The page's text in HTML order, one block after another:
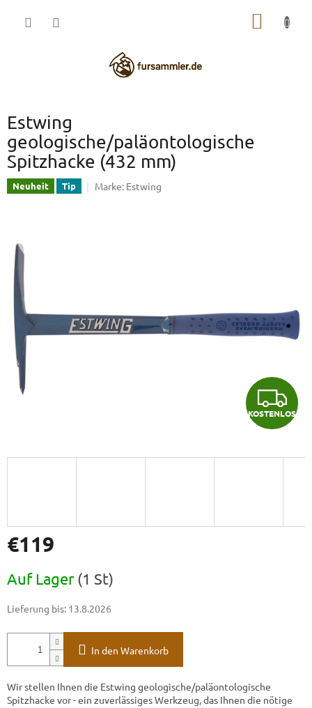
Estwing
geologische/paläontologische
Spitzhacke (432 mm)
Neuheit Tip Marke: Estwing
K
O
S
KOSTENLOS
€119
Auf Lager(1 St)
Lieferung bis: 13.8.2026
In den Warenkorb
Wir stellen Ihnen die Estwing geologische/paläontologische
Spitzhacke vor - ein zuverlässiges Werkzeug, das Ihnen die nötige